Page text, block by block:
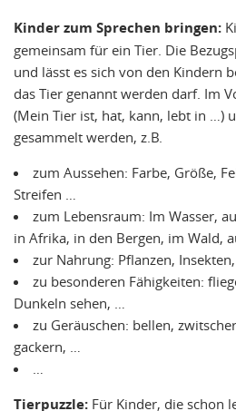
Kinder zum Sprechen bringen:
gemeinsam für ein Tier. Die
und lässt es sich von den Kindern
das Tier genannt werden darf. Im
(Mein Tier ist, hat, kann, lebt in …)
gesammelt werden, z.B.
zum Aussehen: Farbe, Größe,
Streifen …
zum Lebensraum: Im Wasser,
in Afrika, in den Bergen, im Wald,
zur Nahrung: Pflanzen,
zu besonderen Fähigkeiten:
Dunkeln sehen, …
zu Geräuschen: bellen,
gackern, …
…
Tierpuzzle: Für Kinder, die schon